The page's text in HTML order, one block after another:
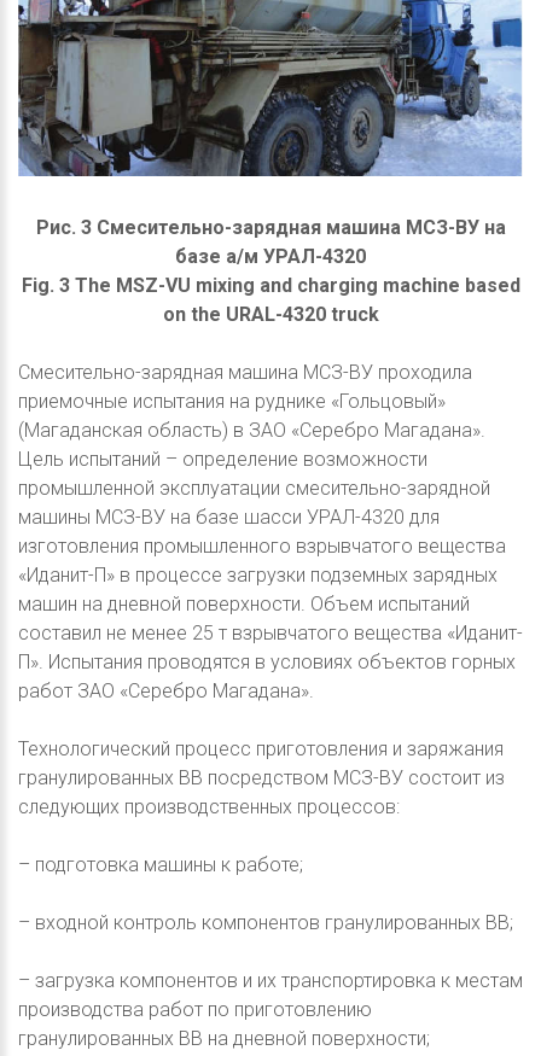
Рис. 3 Смесительно-зарядная машина МСЗ-ВУ на
базе а/м УРАЛ-4320
Fig. 3 The MSZ-VU mixing and charging machine based
on the URAL-4320 truck
Смесительно-зарядная машина МСЗ-ВУ проходила
приемочные испытания на руднике «Гольцовый»
(Магаданская область) в ЗАО «Серебро Магадана».
Цель испытаний – определение возможности
промышленной эксплуатации смесительно-зарядной
машины МСЗ-ВУ на базе шасси УРАЛ-4320 для
изготовления промышленного взрывчатого вещества
«Иданит-П» в процессе загрузки подземных зарядных
машин на дневной поверхности. Объем испытаний
составил не менее 25 т взрывчатого вещества «Иданит-
П». Испытания проводятся в условиях объектов горных
работ ЗАО «Серебро Магадана».
Технологический процесс приготовления и заряжания
гранулированных ВВ посредством МСЗ-ВУ состоит из
следующих производственных процессов:
– подготовка машины к работе;
– входной контроль компонентов гранулированных ВВ;
– загрузка компонентов и их транспортировка к местам
производства работ по приготовлению
гранулированных ВВ на дневной поверхности;